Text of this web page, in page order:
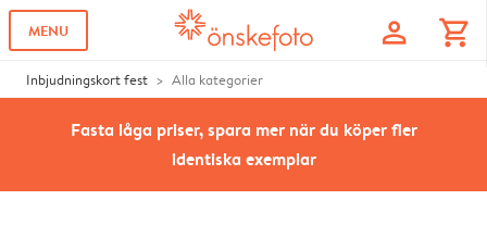
MENU profile shopping_cart
Inbjudningskort fest Alla kategorier
Fasta låga priser, spara mer när du köper fler
identiska exemplar